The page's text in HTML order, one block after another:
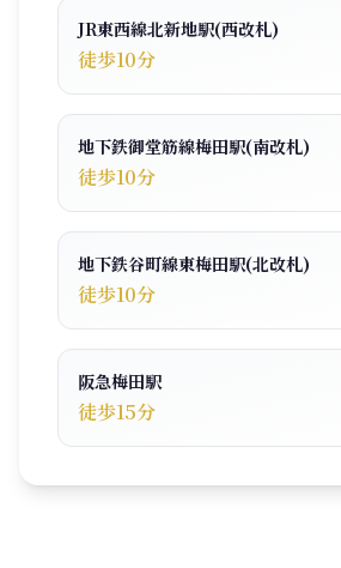
JR東西線北新地駅(西改札)
徒歩10分
地下鉄御堂筋線梅田駅(南改札)
徒歩10分
地下鉄谷町線東梅田駅(北改札)
徒歩10分
阪急梅田駅
徒歩15分